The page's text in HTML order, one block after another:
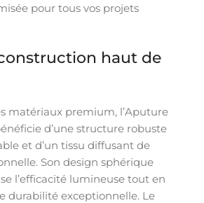
pour tous vos projets
haut de
matériaux premium, l’Aputure
d’une structure robuste
et d’un tissu diffusant de
Son design sphérique
l’efficacité lumineuse tout en
durabilité exceptionnelle. Le